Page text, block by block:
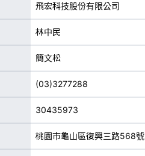
飛宏科技股份有限公司
林中民
簡文松
(03)3277288
30435973
桃園市龜山區復興三路568號